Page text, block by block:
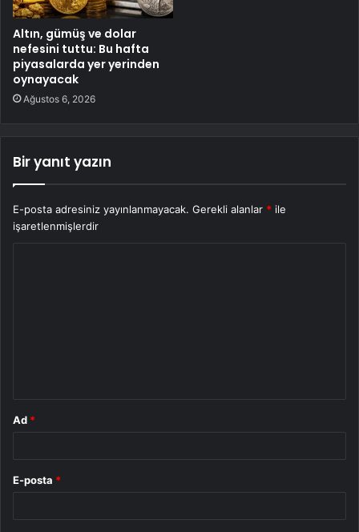
Altın, gümüş ve dolar
nefesini tuttu: Bu hafta
piyasalarda yer yerinden
oynayacak
Ağustos 6, 2026
Bir yanıt yazın
E-posta adresiniz yayınlanmayacak. Gerekli alanlar * ile
işaretlenmişlerdir
Ad *
E-posta *